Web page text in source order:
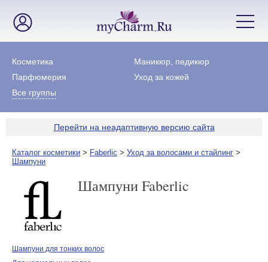
Косметика
Маникюр, педикюр
Парфюмерия
Уход за кожей
Все группы
Перейти на неадаптивную версию сайта
Каталог косметики > Faberlic > Уход за волосами и стайлинг >
Шампуни
Шампуни Faberlic
Шампуни для тонких волос